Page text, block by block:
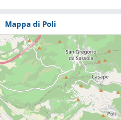
Mappa di Poli